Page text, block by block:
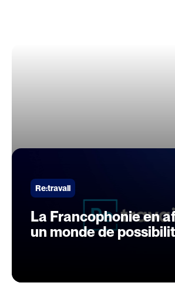
Re:travail
La Francophonie en
un monde de